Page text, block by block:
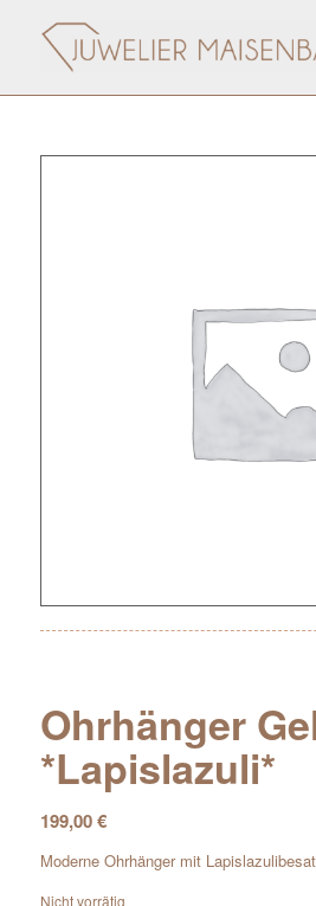
Ohrhänger
*Lapislazuli*
199,00€
Moderne Ohrhänger mit
Nicht vorrätig